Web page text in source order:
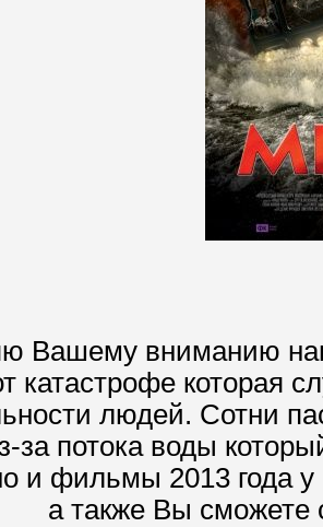
Вашему вниманию
катастрофе которая
людей. Сотни
за потока воды
и фильмы 2013 года у
а также Вы сможете